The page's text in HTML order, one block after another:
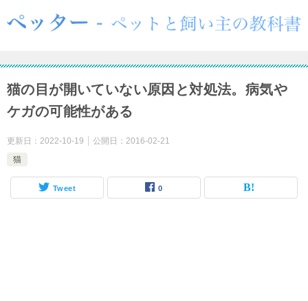
猫の目が開いていない原因と対処法。病気や
ケガの可能性がある
更新日： 2022-10-19 公開日： 2016-02-21
猫
Tweet 0